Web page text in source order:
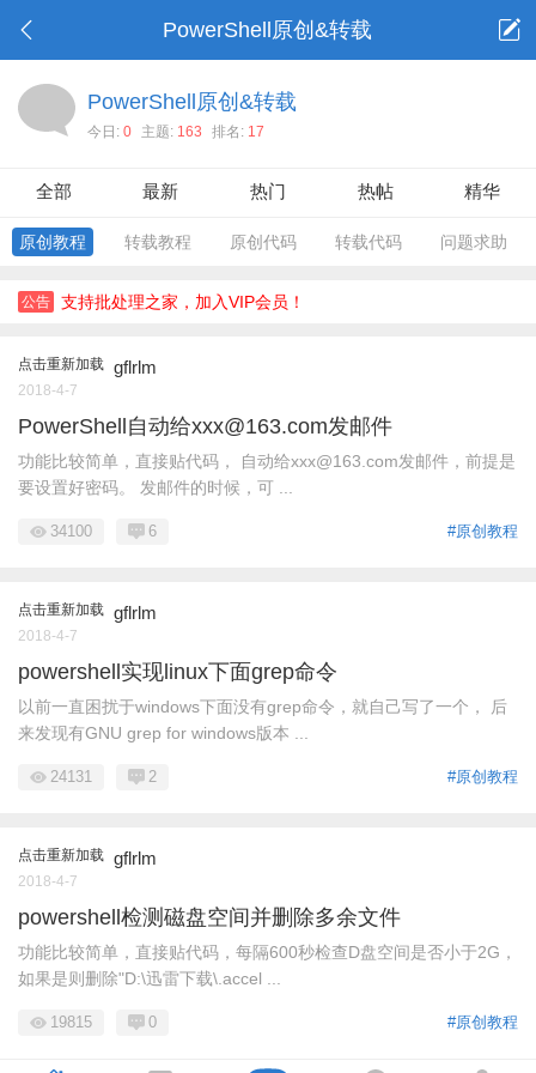
PowerShell原创&转载
PowerShell原创&转载
今日: 0 主题: 163 排名: 17
全部 最新 热门 热帖 精华
原创教程 转载教程 原创代码 转载代码 问题求助
公告 支持批处理之家，加入VIP会员！
点击重新加载 gflrlm
2018-4-7
PowerShell自动给xxx@163.com发邮件
功能比较简单，直接贴代码， 自动给xxx@163.com发邮件，前提是
要设置好密码。 发邮件的时候，可 ...
#原创教程
34100 6
点击重新加载 gflrlm
2018-4-7
powershell实现linux下面grep命令
以前一直困扰于windows下面没有grep命令，就自己写了一个， 后
来发现有GNU grep for windows版本 ...
#原创教程
24131 2
点击重新加载 gflrlm
2018-4-7
powershell检测磁盘空间并删除多余文件
功能比较简单，直接贴代码，每隔600秒检查D盘空间是否小于2G，
如果是则删除"D:\迅雷下载\.accel ...
#原创教程
19815 0